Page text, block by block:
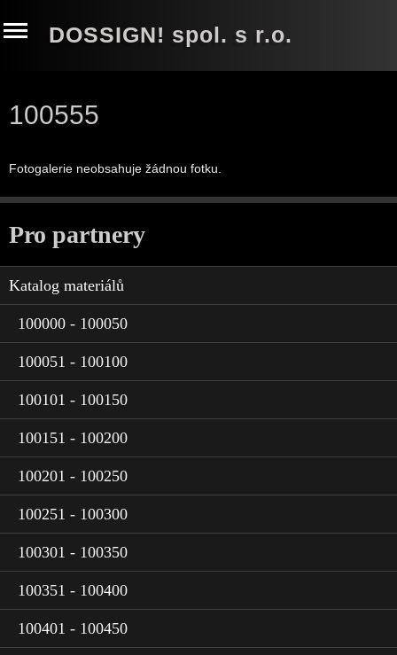
DOSSIGN! spol. s r.o.
100555
Fotogalerie neobsahuje žádnou fotku.
Pro partnery
Katalog materiálů
100000 - 100050
100051 - 100100
100101 - 100150
100151 - 100200
100201 - 100250
100251 - 100300
100301 - 100350
100351 - 100400
100401 - 100450